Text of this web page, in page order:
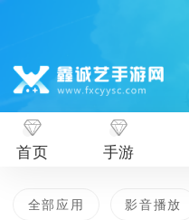
首页 手游
全部应用 影音播放